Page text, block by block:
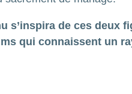
s’inspira de ces deux
qui connaissent un